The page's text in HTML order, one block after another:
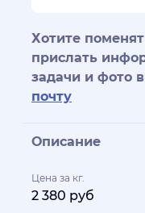
Хотите
прислать
задачи и фото в
почту
Описание
Цена за кг.
2 380 руб